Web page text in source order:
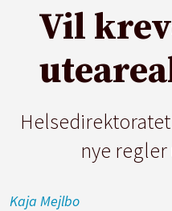
Vil
nye
Kaja Mejlbo